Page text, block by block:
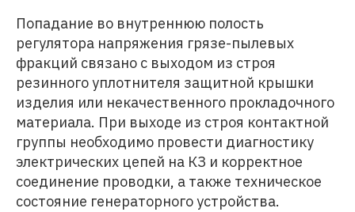
Попадание во внутреннюю полость
регулятора напряжения грязе-пылевых
фракций связано с выходом из строя
резинного уплотнителя защитной крышки
изделия или некачественного прокладочного
материала. При выходе из строя контактной
группы необходимо провести диагностику
электрических цепей на КЗ и корректное
соединение проводки, а также техническое
состояние генераторного устройства.